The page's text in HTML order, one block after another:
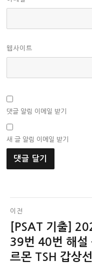
웹사이트
댓글 알림 이메일 받기
새 글 알림 이메일 받기
글
탐
색
이전
이
전
글:
[PSAT 기출]
39번 40번 해설
르몬 TSH 갑상